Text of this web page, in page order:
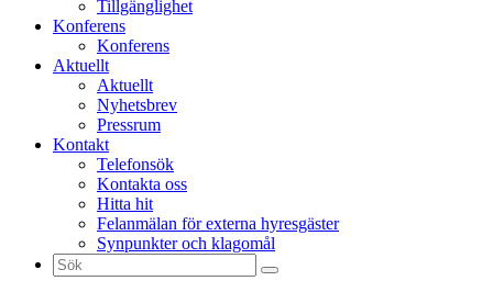
Tillgänglighet
Konferens
Konferens
Aktuellt
Aktuellt
Nyhetsbrev
Pressrum
Kontakt
Telefonsök
Kontakta oss
Hitta hit
Felanmälan för externa hyresgäster
Synpunkter och klagomål
Sök
efter: